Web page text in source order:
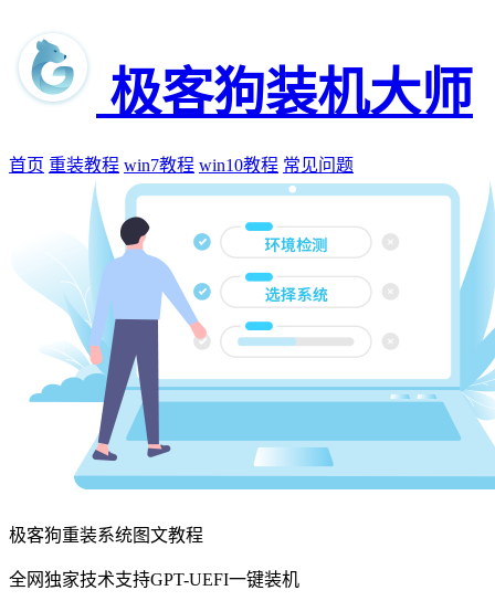
极客狗装机大师
首页 重装教程 win7教程 win10教程 常见问题
极客狗重装系统图文教程
全网独家技术支持GPT-UEFI一键装机